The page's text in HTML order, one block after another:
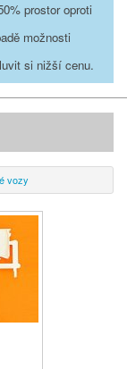
prostor oproti
možnosti
si nižší cenu.
vozy